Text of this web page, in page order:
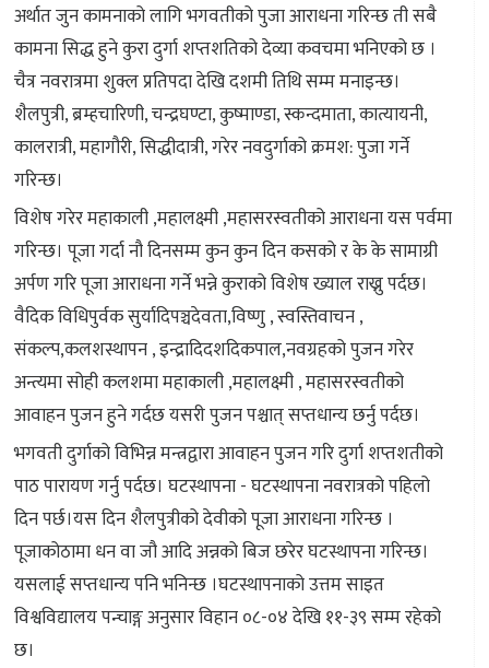
अर्थात जुन कामनाको लागि भगवतीको पुजा आराधना गरिन्छ ती सबै
कामना सिद्ध हुने कुरा दुर्गा शप्तशतिको देव्या कवचमा भनिएको छ ।
चैत्र नवरात्रमा शुक्ल प्रतिपदा देखि दशमी तिथि सम्म मनाइन्छ।
शैलपुत्री, ब्रम्हचारिणी, चन्द्रघण्टा, कुष्माण्डा, स्कन्दमाता, कात्यायनी,
कालरात्री, महागौरी, सिद्धीदात्री, गरेर नवदुर्गाको क्रमश: पुजा गर्ने
गरिन्छ।
विशेष गरेर महाकाली ,महालक्ष्मी ,महासरस्वतीको आराधना यस पर्वमा
गरिन्छ। पूजा गर्दा नौ दिनसम्म कुन कुन दिन कसको र के के सामाग्री
अर्पण गरि पूजा आराधना गर्ने भन्ने कुराको विशेष ख्याल राख्नु पर्दछ।
वैदिक विधिपुर्वक सुर्यादिपञ्चदेवता,विष्णु , स्वस्तिवाचन ,
संकल्प,कलशस्थापन , इन्द्रादिदशदिकपाल,नवग्रहको पुजन गरेर
अन्त्यमा सोही कलशमा महाकाली ,महालक्ष्मी , महासरस्वतीको
आवाहन पुजन हुने गर्दछ यसरी पुजन पश्चात् सप्तधान्य छर्नु पर्दछ।
भगवती दुर्गाको विभिन्न मन्त्रद्वारा आवाहन पुजन गरि दुर्गा शप्तशतीको
पाठ पारायण गर्नु पर्दछ। घटस्थापना - घटस्थापना नवरात्रको पहिलो
दिन पर्छ।यस दिन शैलपुत्रीको देवीको पूजा आराधना गरिन्छ ।
पूजाकोठामा धन वा जौ आदि अन्नको बिज छरेर घटस्थापना गरिन्छ।
यसलाई सप्तधान्य पनि भनिन्छ ।घटस्थापनाको उत्तम साइत
विश्वविद्यालय पन्चाङ्ग अनुसार विहान ०८-०४ देखि ११-३९ सम्म रहेको
छ।